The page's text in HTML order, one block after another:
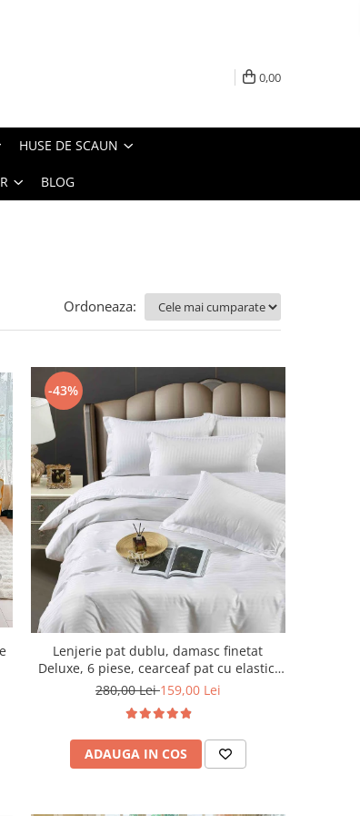
0,00
HUSE DE SCAUN
BLOG
Ordoneaza:
-43%
Lenjerie pat dublu, damasc finetat
Deluxe, 6 piese, cearceaf pat cu elastic,
Alb
280,00 Lei159,00 Lei
ADAUGA IN COS